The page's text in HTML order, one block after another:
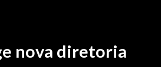
nova diretoria